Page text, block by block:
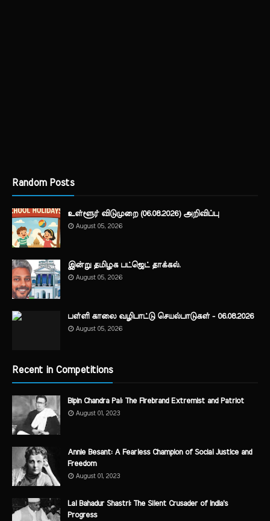
Random Posts
உள்ளூர் விடுமுறை (06.08.2026) அறிவிப்பு
August 05, 2026
இன்று தமிழக பட்ஜெட் தாக்கல்.
August 05, 2026
பள்ளி காலை வழிபாட்டு செயல்பாடுகள் - 06.08.2026
August 05, 2026
Recent in Competitions
Bipin Chandra Pal: The Firebrand Extremist and Patriot
August 01, 2023
Annie Besant: A Fearless Champion of Social Justice and
Freedom
August 01, 2023
Lal Bahadur Shastri: The Silent Crusader of India's
Progress